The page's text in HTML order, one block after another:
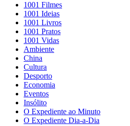
1001 Filmes
1001 Ideias
1001 Livros
1001 Pratos
1001 Vidas
Ambiente
China
Cultura
Desporto
Economia
Eventos
Insólito
O Expediente ao Minuto
O Expediente Dia-a-Dia